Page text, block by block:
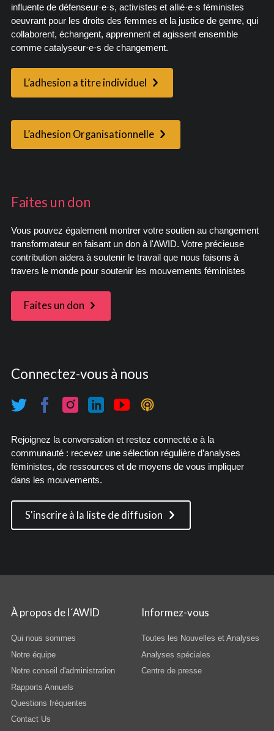
influente de défenseur·e·s, activistes et allié·e·s féministes
oeuvrant pour les droits des femmes et la justice de genre, qui
collaborent, échangent, apprennent et agissent ensemble
comme catalyseur·e·s de changement.
L’adhesion a titre individuel
L’adhesion Organisationnelle
Faites un don
Vous pouvez également montrer votre soutien au changement
transformateur en faisant un don à l'AWID. Votre précieuse
contribution aidera à soutenir le travail que nous faisons à
travers le monde pour soutenir les mouvements féministes
Faites un don
Connectez-vous à nous
Rejoignez la conversation et restez connecté.e à la
communauté : recevez une sélection régulière d’analyses
féministes, de ressources et de moyens de vous impliquer
dans les mouvements.
S'inscrire à la liste de diffusion
À propos de l´AWID
Qui nous sommes
Notre équipe
Notre conseil d'administration
Rapports Annuels
Questions fréquentes
Contact Us
Informez-vous
Toutes les Nouvelles et Analyses
Analyses spéciales
Centre de presse